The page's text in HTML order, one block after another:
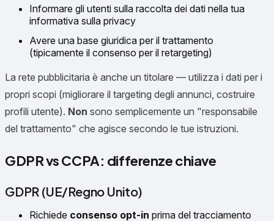
Informare gli utenti sulla raccolta dei dati nella tua
informativa sulla privacy
Avere una base giuridica per il trattamento
(tipicamente il consenso per il retargeting)
La rete pubblicitaria è anche un titolare — utilizza i dati per i
propri scopi (migliorare il targeting degli annunci, costruire
profili utente). Non sono semplicemente un "responsabile
del trattamento" che agisce secondo le tue istruzioni.
GDPR vs CCPA: differenze chiave
GDPR (UE/Regno Unito)
Richiede consenso opt-in prima del tracciamento